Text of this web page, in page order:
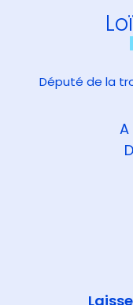
Député de la
A